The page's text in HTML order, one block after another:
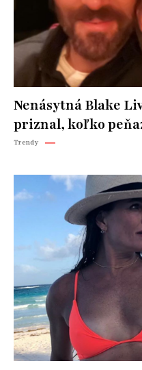
Nenásytná Blake
priznal, koľko
Trendy